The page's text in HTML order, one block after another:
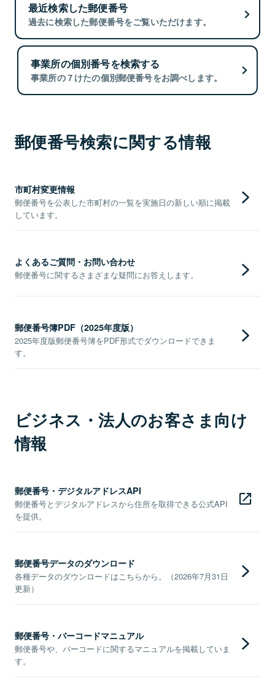
最近検索した郵便番号
過去に検索した郵便番号をご覧いただけます。
事業所の個別番号を検索する
事業所の７けたの個別郵便番号をお調べします。
郵便番号検索に関する情報
市町村変更情報
郵便番号を公表した市町村の一覧を実施日の新しい順に掲載
しています。
よくあるご質問・お問い合わせ
郵便番号に関するさまざまな疑問にお答えします。
郵便番号簿PDF（2025年度版）
2025年度版郵便番号簿をPDF形式でダウンロードできま
す。
ビジネス・法人のお客さま向け
情報
郵便番号・デジタルアドレスAPI
郵便番号とデジタルアドレスから住所を取得できる公式API
を提供。
郵便番号データのダウンロード
各種データのダウンロードはこちらから。（2026年7月31日
更新）
郵便番号・バーコードマニュアル
郵便番号や、バーコードに関するマニュアルを掲載していま
す。